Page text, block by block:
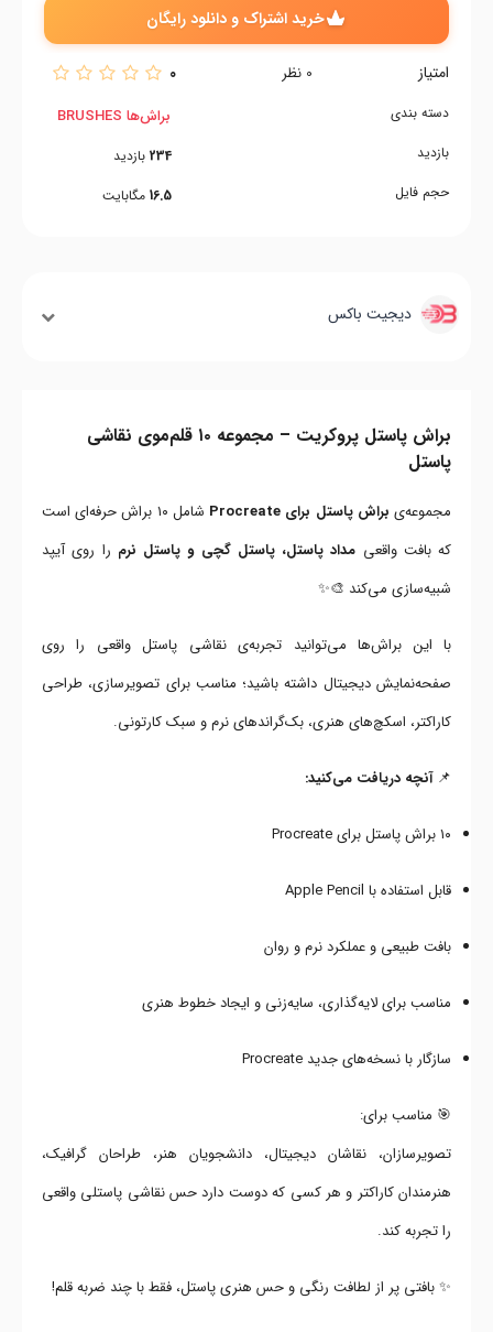
خرید اشتراک و دانلود رایگان
امتیاز 0 نظر 0
دسته بندی
بازدید
حجم فایل
براش‌ها BRUSHES
234 بازدید
16.5 مگابایت
دیجیت باکس
براش پاستل پروکریت – مجموعه ۱۰ قلم‌موی نقاشی
پاستل
مجموعه‌ی براش پاستل برای Procreate
شامل ۱۰ براش حرفه‌ای است
که بافت واقعی مداد پاستل، پاستل گچی و پاستل نرم را روی آیپد
شبیه‌سازی می‌کند 🎨✨
با این براش‌ها می‌توانید تجربه‌ی نقاشی پاستل واقعی را روی
صفحه‌نمایش دیجیتال داشته باشید؛ مناسب برای تصویرسازی، طراحی
کاراکتر، اسکچ‌های هنری، بک‌گراندهای نرم و سبک کارتونی.
📌آنچه دریافت می‌کنید:
۱۰ براش پاستل برای Procreate
قابل استفاده با Apple Pencil
بافت طبیعی و عملکرد نرم و روان
مناسب برای لایه‌گذاری، سایه‌زنی و ایجاد خطوط هنری
سازگار با نسخه‌های جدید Procreate
🎯 مناسب برای:
تصویرسازان، نقاشان دیجیتال، دانشجویان هنر، طراحان گرافیک،
هنرمندان کاراکتر و هر کسی که دوست دارد حس نقاشی پاستلی واقعی
را تجربه کند.
✨ بافتی پر از لطافت رنگی و حس هنری پاستل، فقط با چند ضربه قلم!